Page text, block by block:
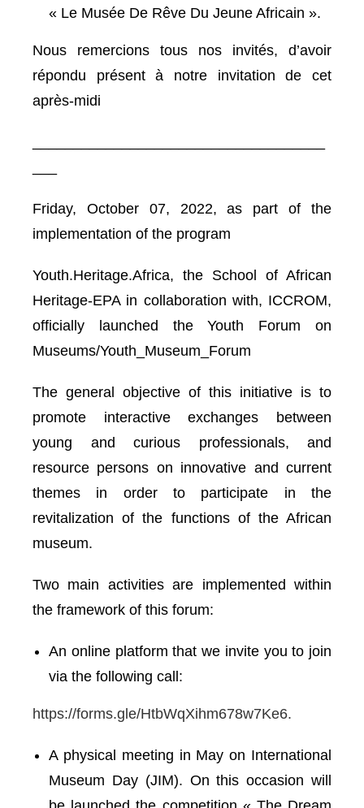
« Le Musée De Rêve Du Jeune Africain ».
Nous remercions tous nos invités, d’avoir
répondu présent à notre invitation de cet
après-midi
Friday, October 07, 2022, as part of the
implementation of the program
Youth.Heritage.Africa, the School of African
Heritage-EPA in collaboration with, ICCROM,
officially launched the Youth Forum on
Museums/Youth_Museum_Forum
The general objective of this initiative is to
promote interactive exchanges between
young and curious professionals, and
resource persons on innovative and current
themes in order to participate in the
revitalization of the functions of the African
museum.
Two main activities are implemented within
the framework of this forum:
An online platform that we invite you to join
via the following call:
https://forms.gle/HtbWqXihm678w7Ke6.
A physical meeting in May on International
Museum Day (JIM). On this occasion will